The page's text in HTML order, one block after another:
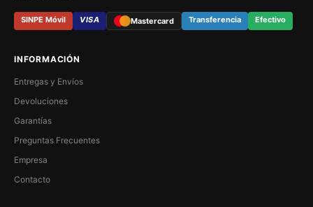
SINPE Móvil VISA Mastercard Transferencia Efectivo
INFORMACIÓN
Entregas y Envíos
Devoluciones
Garantías
Preguntas Frecuentes
Empresa
Contacto